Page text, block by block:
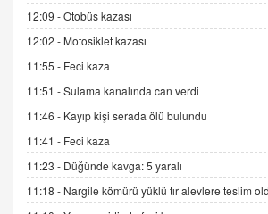
ADEM AKÖL
Esed Destekçilerinin
Sednaya
11.12.2024 12:30
DR. EKREM ASLAN
Gerçek Ne, Algı Ne?
Cümlesinin Peşinden
19.07.2025 12:45
GÖNÜL MENEKŞE
12:09 -Otobüs kazası
12:02 - Motosiklet kazası
11:55 - Feci kaza
11:51 -Sulama kanalında can verdi
11:46 - Kayıp kişi serada ölü bulundu
11:41 - Feci kaza
11:23 - Düğünde kavga: 5 yaralı
11:18 - Nargile kömürü yüklü tır alevlere teslim